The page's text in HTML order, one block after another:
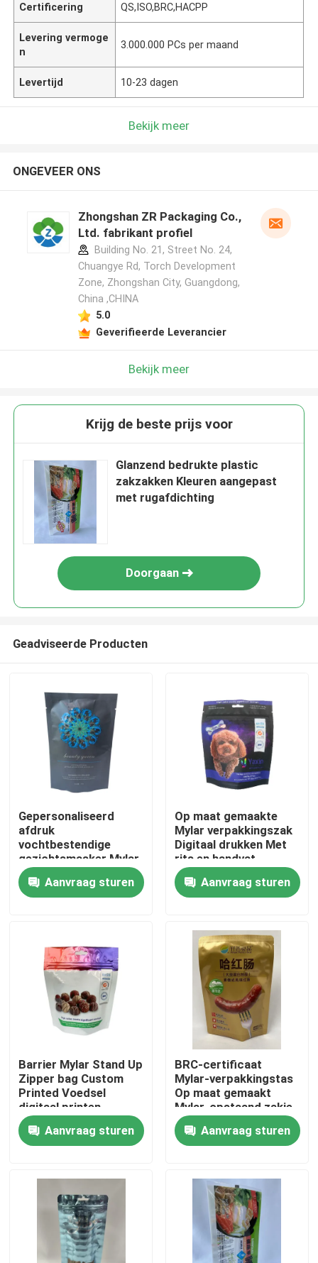
Huis
Producten
Fabrieksreis
Kwaliteitscontrole
Contacteer ons
Nieuws
Voedsel Verpakkingszakken
Uitloop verpakkingstas
Certificering QS,ISO,BRC,HACPP
Levering vermoge
n
3.000.000 PCs per maand
Levertijd 10-23 dagen
Bekijk meer
ONGEVEER ONS
Zhongshan ZR Packaging Co.,
Ltd. fabrikant profiel
Building No. 21, Street No. 24,
Chuangye Rd, Torch Development
Zone, Zhongshan City, Guangdong,
China ,CHINA
5.0
Geverifieerde Leverancier
Bekijk meer
Krijg de beste prijs voor
Glanzend bedrukte plastic
zakzakken Kleuren aangepast
met rugafdichting
Doorgaan
Geadviseerde Producten
Gepersonaliseerd
afdruk
vochtbestendige
gezichtsmasker Mylar
Stand Up Pouch
Aanvraag sturen
Op maat gemaakte
Mylar verpakkingszak
Digitaal drukken Met
rits en handvat
Aanvraag sturen
Barrier Mylar Stand Up
Zipper bag Custom
Printed Voedsel
digitaal printen
Aanvraag sturen
BRC-certificaat
Mylar-verpakkingstas
Op maat gemaakt
Mylar-opstaand zakje
Aanvraag sturen